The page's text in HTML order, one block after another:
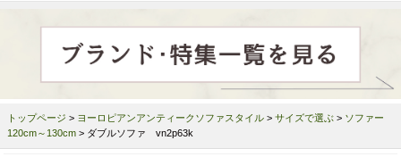
トップページ > ヨーロピアンアンティークソファスタイル > サイズで選ぶ > ソファー
120cm～130cm > ダブルソファ vn2p63k